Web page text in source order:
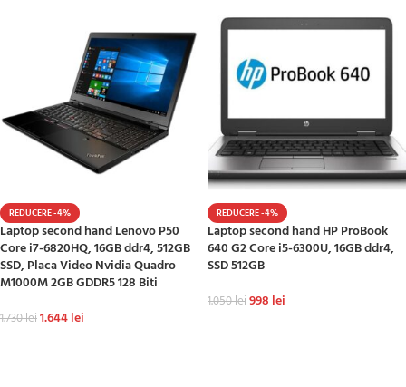
REDUCERE -4%
Laptop second hand Lenovo P50
Core i7-6820HQ, 16GB ddr4, 512GB
SSD, Placa Video Nvidia Quadro
M1000M 2GB GDDR5 128 Biti
1.730lei1.644lei
REDUCERE -4%
Laptop second hand HP ProBook
640 G2 Core i5-6300U, 16GB ddr4,
SSD 512GB
1.050lei998 lei